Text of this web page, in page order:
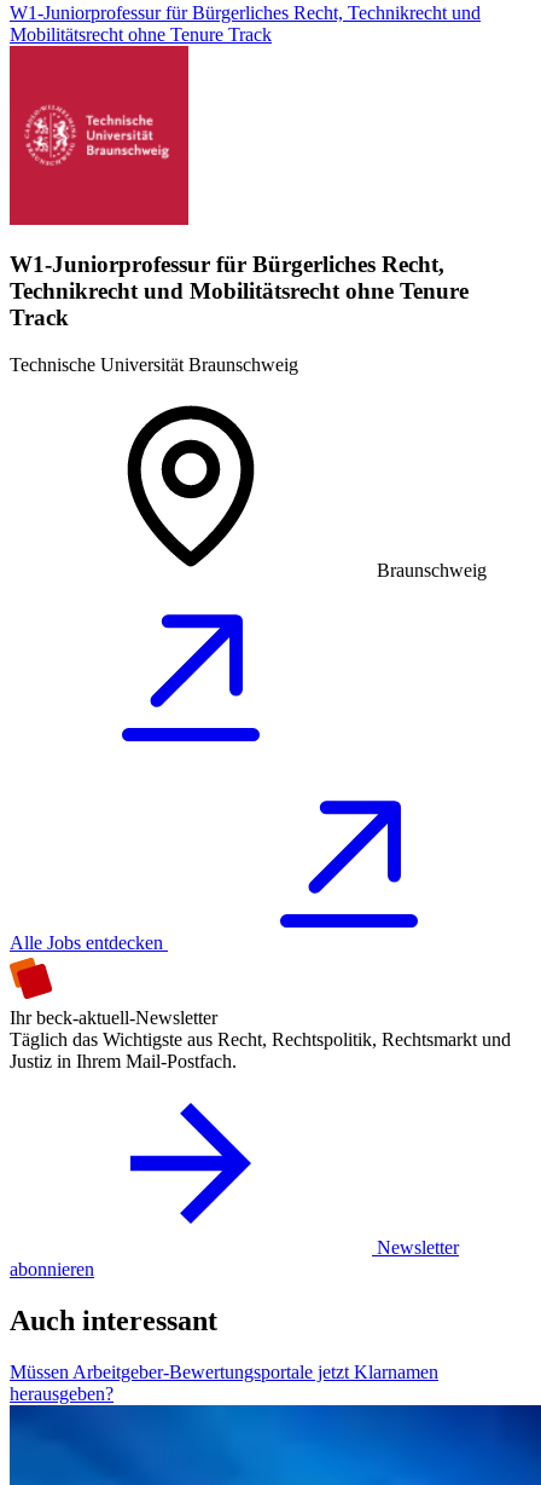
W1-Juniorprofessur für Bürgerliches Recht, Technikrecht und
Mobilitätsrecht ohne Tenure Track
W1-Juniorprofessur für Bürgerliches Recht,
Technikrecht und Mobilitätsrecht ohne Tenure
Track
Technische Universität Braunschweig
Braunschweig
Alle Jobs entdecken
Ihr beck-aktuell-Newsletter
Täglich das Wichtigste aus Recht, Rechtspolitik, Rechtsmarkt und
Justiz in Ihrem Mail-Postfach.
Newsletter
abonnieren
Auch interessant
Müssen Arbeitgeber-Bewertungsportale jetzt Klarnamen
herausgeben?